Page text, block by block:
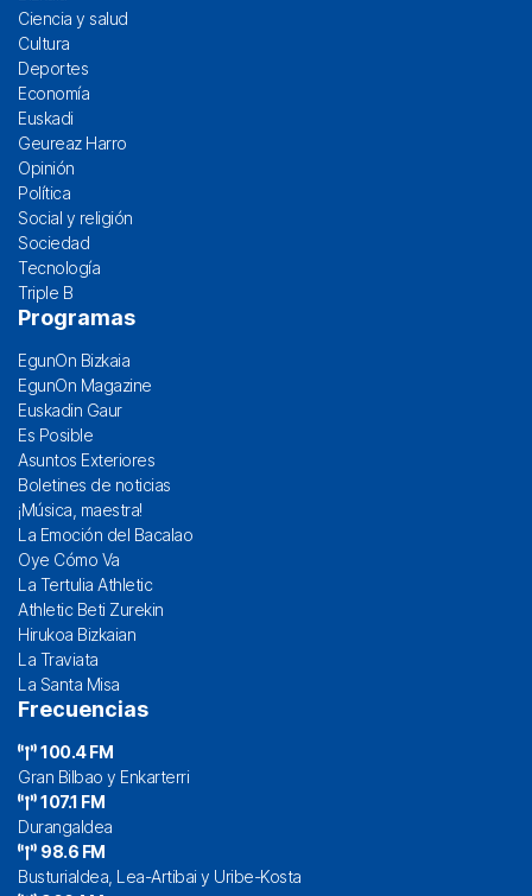
Ciencia y salud
Cultura
Deportes
Economía
Euskadi
Geureaz Harro
Opinión
Política
Social y religión
Sociedad
Tecnología
Triple B
Programas
EgunOn Bizkaia
EgunOn Magazine
Euskadin Gaur
Es Posible
Asuntos Exteriores
Boletines de noticias
¡Música, maestra!
La Emoción del Bacalao
Oye Cómo Va
La Tertulia Athletic
Athletic Beti Zurekin
Hirukoa Bizkaian
La Traviata
La Santa Misa
Frecuencias
100.4 FM
Gran Bilbao y Enkarterri
107.1 FM
Durangaldea
98.6 FM
Busturialdea, Lea-Artibai y Uribe-Kosta